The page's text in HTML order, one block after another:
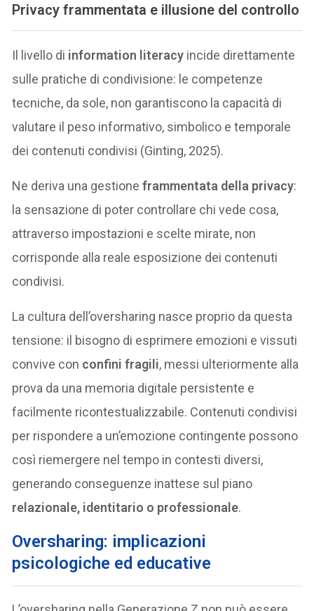
Privacy frammentata e illusione del controllo
Il livello di information literacy incide direttamente
sulle pratiche di condivisione: le competenze
tecniche, da sole, non garantiscono la capacità di
valutare il peso informativo, simbolico e temporale
dei contenuti condivisi (Ginting, 2025).
Ne deriva una gestioneframmentata della privacy:
la sensazione di poter controllare chi vede cosa,
attraverso impostazioni e scelte mirate, non
corrisponde alla reale esposizione dei contenuti
condivisi.
La cultura dell’oversharing nasce proprio da questa
tensione: il bisogno di esprimere emozioni e vissuti
convive con confini fragili, messi ulteriormente alla
prova da una memoria digitale persistente e
facilmente ricontestualizzabile. Contenuti condivisi
per rispondere a un’emozione contingente possono
così riemergere nel tempo in contesti diversi,
generando conseguenze inattese sul piano
relazionale, identitario o professionale.
Oversharing: implicazioni
psicologiche ed educative